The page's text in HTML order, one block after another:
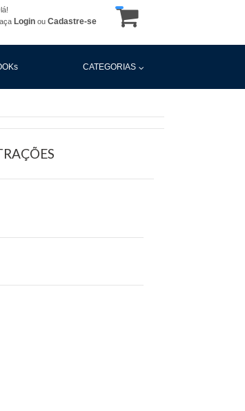
Login ou Cadastre-se
CATEGORIAS